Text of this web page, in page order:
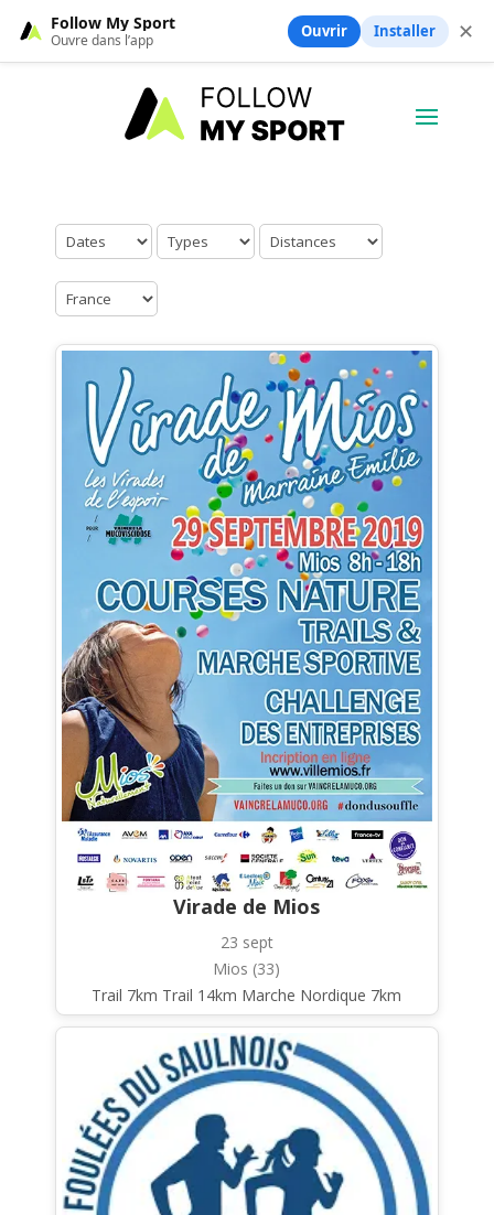
Virade de Mios
23 sept
Mios (33)
Trail 7km Trail 14km Marche Nordique 7km
Follow My Sport
Ouvre dans l’app Ouvrir Installer ✕